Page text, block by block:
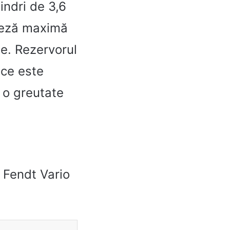
de 3,6
maximă
Rezervorul
este
greutate
Vario